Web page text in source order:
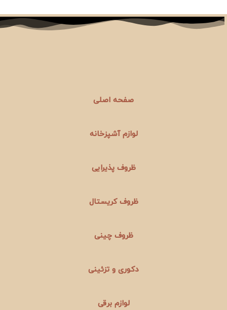
صفحه اصلی
لوازم آشپزخانه
ظروف پذیرایی
ظروف کریستال
ظروف چینی
دکوری و تزئینی
لوازم برقی